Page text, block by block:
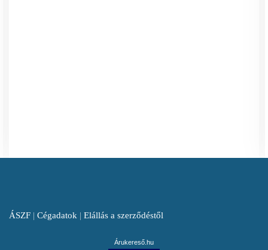
ÁSZF | Cégadatok | Elállás a szerződéstől
Árukereső.hu